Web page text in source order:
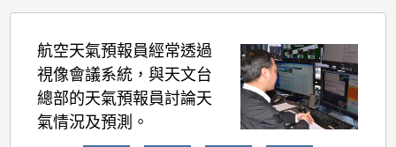
航空天氣預報員經常透過
視像會議系統，與天文台
總部的天氣預報員討論天
氣情況及預測。